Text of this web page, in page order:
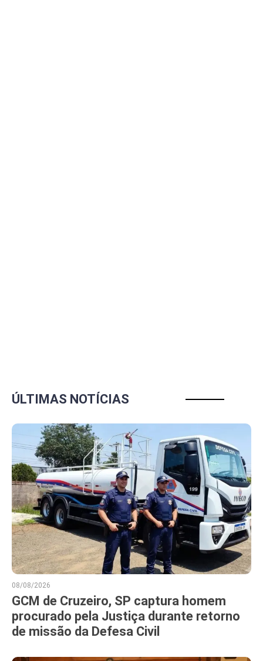
ÚLTIMAS NOTÍCIAS
08/08/2026
GCM de Cruzeiro, SP captura homem
procurado pela Justiça durante retorno
de missão da Defesa Civil